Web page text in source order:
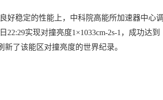
好稳定的性能上，中科院高能所加速器中心调
实现对撞亮度1×1033cm-2s-1，成功达到
了该能区对撞亮度的世界纪录。